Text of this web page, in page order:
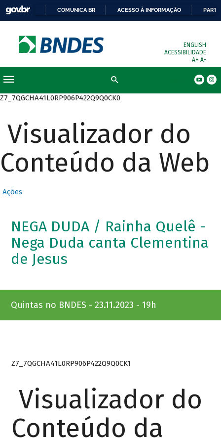
COMUNICA BR ACESSO À INFORMAÇÃO
ENGLISH
ACESSIBILIDADE
A+ A-
Z7_7QGCHA41L0RP906P422Q9Q0CK0
Visualizador do
Conteúdo da Web
Ações
NEGA DUDA / Rainha Quelê -
Nega Duda canta Clementina
de Jesus
Quintas no BNDES - 23.11.2023 - 19h
Z7_7QGCHA41L0RP906P422Q9Q0CK1
Visualizador do
Conteúdo da